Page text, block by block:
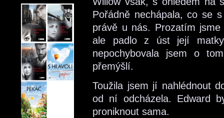
Pořádně nechápala, co se
právě u nás. Prozatím
ale padlo z úst její
nepochybovala jsem o
přemýšlí.
Toužila jsem jí nahlédnout
od ní odcházela. Edward
proniknout sama.